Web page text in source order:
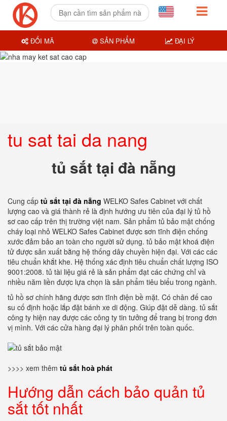
tu sat tai da nang
tủ sắt tại đà nẵng
Cung cấp tủ sắt tại đà nẵng WELKO Safes Cabinet với chất
lượng cao và giá thành rẻ là định hướng ưu tiên của đại lý tủ hồ
sơ cao cấp trên thị trường việt nam. Sản phẩm tủ bảo mật chống
cháy loại nhỏ WELKO Safes Cabinet được sơn tĩnh điện chống
xước đảm bảo an toàn cho người sử dụng. tủ bảo mật khoá điện
tử được sản xuất bằng hệ thống dây chuyền hiện đại. Với các các
tiêu chuẩn khắt khe. Hệ thống xác định tiêu chuẩn chất lượng ISO
9001:2008. tủ tài liệu giá rẻ là sản phẩm đạt các chứng chỉ và
nhiều năm liền được lựa chọn là sản phẩm tiêu biểu trong ngành.
tủ hồ sơ chính hãng được sơn tĩnh điện bề mặt. Có chân đế cao
su cố định hoặc lắp đặt bánh xe di động. Giúp đặt dễ dàng. tủ sắt
công ty hiện nay được các công ty tin tưởng để trang bị trong đơn
vị mình. Với các cửa hàng đại lý phân phối trên toàn quốc.
>>>> xem thêm tủ sắt hoà phát
Hướng dẫn cách bảo quản tủ
sắt tốt nhất
ĐỔI MÃ SẢN PHẨM ĐẠI LÝ